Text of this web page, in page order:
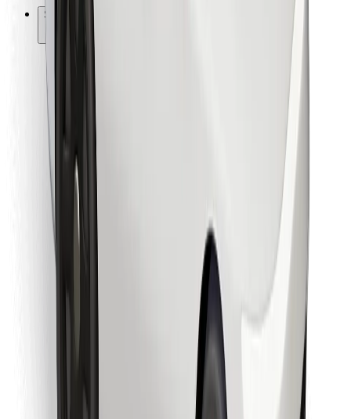
Sonstige
Zulieferer
Allgemeine Geschäftsbedingungen
Cookies
Sicherheit
In wenigen Minuten zu deiner Fahrt!
Finde dein Lieblingsgericht!
Bolt Food App herunterladen